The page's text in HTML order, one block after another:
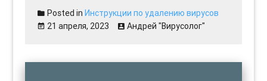
Posted inИнструкции по удалению вирусов
21 апреля, 2023
Андрей "Вирусолог"